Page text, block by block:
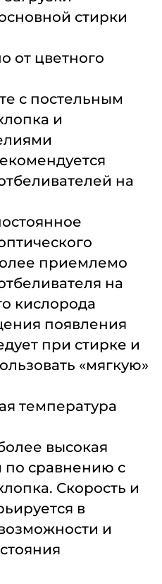
стирки
от цветного
с постельным
и
на
приемлемо
на
кислорода
появления
при стирке и
«мягкую»
температура
высокая
по сравнению с
Скорость и
в
и